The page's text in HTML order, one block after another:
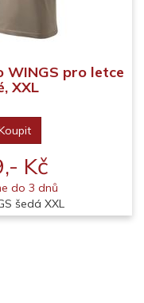
WINGS pro letce
XXL
Kč
do 3 dnů
šedá XXL